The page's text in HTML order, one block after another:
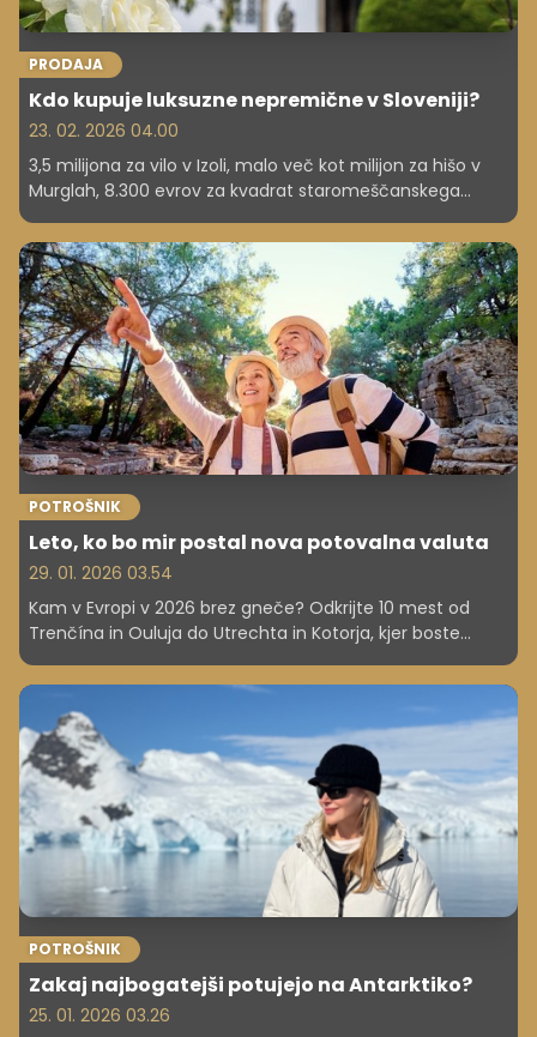
PRODAJA
Kdo kupuje luksuzne nepremične v Sloveniji?
23. 02. 2026 04.00
3,5 milijona za vilo v Izoli, malo več kot milijon za hišo v
Murglah, 8.300 evrov za kvadrat staromeščanskega
stanovanja na obali, vile med 1,3 in 1,6 milijona. Kaj je v
Sloveniji danes mogoče kupiti za milijon? Kupci luksuznih
nepremičnin so večinoma domači in izbirčni; ne kupujejo
le kvadratnih metrov, temveč mikrolokacijo, zasebnost in
razgled, obenem pa zahtevajo kakovostno izvedbo in
brezhibno dokumentacijo.
POTROŠNIK
Leto, ko bo mir postal nova potovalna valuta
29. 01. 2026 03.54
Kam v Evropi v 2026 brez gneče? Odkrijte 10 mest od
Trenčína in Ouluja do Utrechta in Kotorja, kjer boste
doživeli kulturo, naravo in mirnejši tempo.
POTROŠNIK
Zakaj najbogatejši potujejo na Antarktiko?
25. 01. 2026 03.26